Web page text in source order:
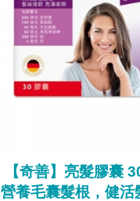
【奇善】亮髮膠囊
營養毛囊髮根，健活